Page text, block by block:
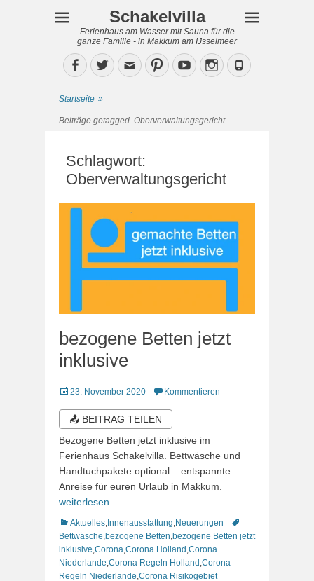
Schakelvilla
Ferienhaus am Wasser mit Sauna für die
ganze Familie - in Makkum am IJsselmeer
Facebook
TwitterEmailPinterestYouTubeInstagram
Phone
Startseite »
Beiträge getagged Oberverwaltungsgericht
Schlagwort:
Oberverwaltungsgericht
bezogene Betten jetzt
inklusive
Veröffentlicht
23. November 2020 Kommentieren
📤 BEITRAG TEILEN
Bezogene Betten jetzt inklusive im
Ferienhaus Schakelvilla. Bettwäsche und
Handtuchpakete optional – entspannte
Anreise für euren Urlaub in Makkum.
weiterlesen…
Kategorien
Aktuelles Innenausstattung Neuerungen
Schlagworte
Bettwäsche bezogene Betten bezogene Betten jetzt
inklusive Corona Corona Holland Corona
Niederlande Corona Regeln Holland Corona
Regeln Niederlande Corona Risikogebiet